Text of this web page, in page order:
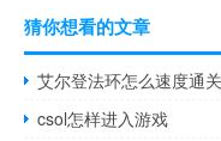
猜你想看的文章
艾尔登法环怎么速度通关
csol怎样进入游戏